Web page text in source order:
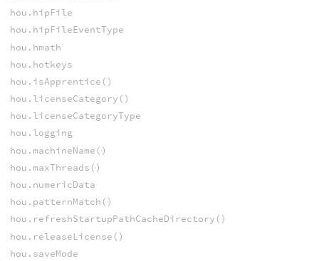
hou.hipFile
hou.hipFileEventType
hou.hmath
hou.hotkeys
hou.isApprentice()
hou.licenseCategory()
hou.licenseCategoryType
hou.logging
hou.machineName()
hou.maxThreads()
hou.numericData
hou.patternMatch()
hou.refreshStartupPathCacheDirectory()
hou.releaseLicense()
hou.saveMode